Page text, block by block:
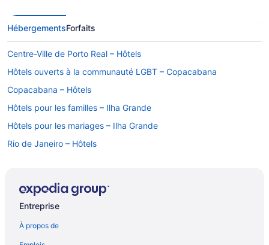
HébergementsForfaits
Centre-Ville de Porto Real – Hôtels
Hôtels ouverts à la communauté LGBT – Copacabana
Copacabana – Hôtels
Hôtels pour les familles – Ilha Grande
Hôtels pour les mariages – Ilha Grande
Rio de Janeiro – Hôtels
Entreprise
À propos de